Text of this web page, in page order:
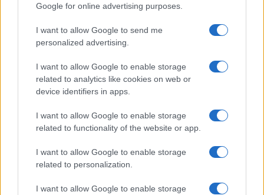
Google for online advertising purposes.
I want to allow Google to send me
personalized advertising.
I want to allow Google to enable storage
related to analytics like cookies on web or
device identifiers in apps.
I want to allow Google to enable storage
related to functionality of the website or app.
I want to allow Google to enable storage
related to personalization.
I want to allow Google to enable storage